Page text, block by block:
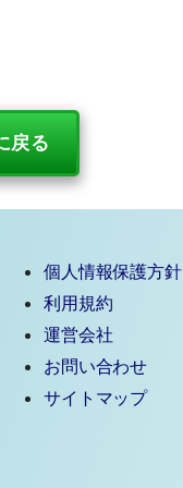
戻る
個人情報保護方針
利用規約
運営会社
お問い合わせ
サイトマップ